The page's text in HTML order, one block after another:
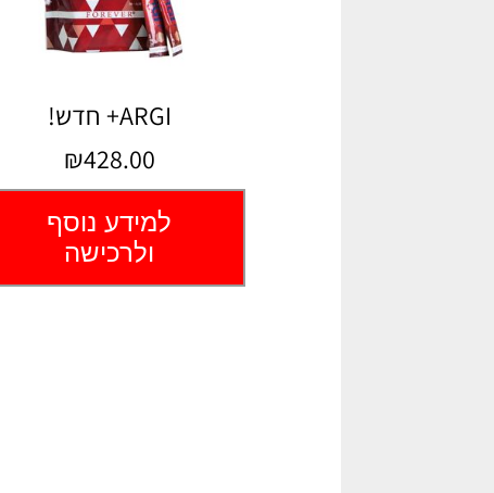
ARGI+ חדש!
₪428.00
למידע נוסף
ולרכישה